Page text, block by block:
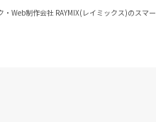
Web制作会社 RAYMIX(レイミックス)のスマ